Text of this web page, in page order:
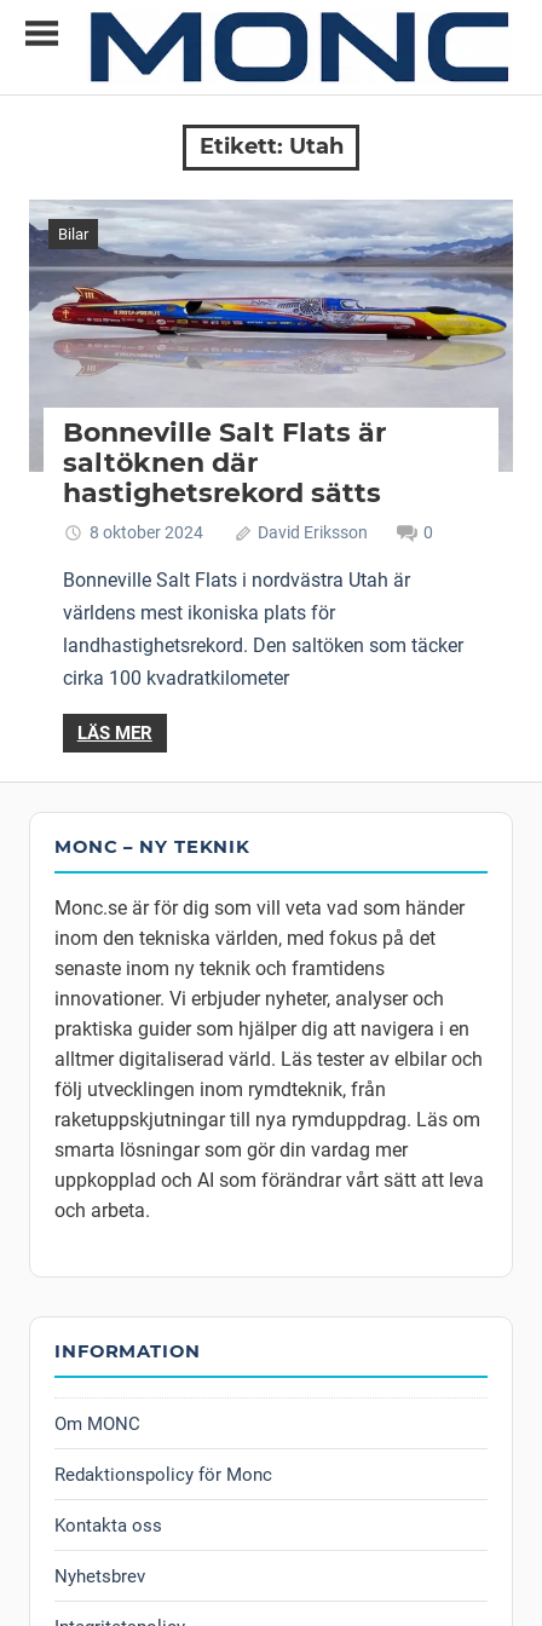
Allt
om
ny
teknik
Etikett: Utah
Bilar
Bonneville Salt Flats är
saltöknen där
hastighetsrekord sätts
8 oktober 2024 David Eriksson 0
Bonneville Salt Flats i nordvästra Utah är
världens mest ikoniska plats för
landhastighetsrekord. Den saltöken som täcker
cirka 100 kvadratkilometer
LÄS MER
MONC – NY TEKNIK
Monc.se är för dig som vill veta vad som händer
inom den tekniska världen, med fokus på det
senaste inom ny teknik och framtidens
innovationer. Vi erbjuder nyheter, analyser och
praktiska guider som hjälper dig att navigera i en
alltmer digitaliserad värld. Läs tester av elbilar och
följ utvecklingen inom rymdteknik, från
raketuppskjutningar till nya rymduppdrag. Läs om
smarta lösningar som gör din vardag mer
uppkopplad och AI som förändrar vårt sätt att leva
och arbeta.
INFORMATION
Om MONC
Redaktionspolicy för Monc
Kontakta oss
Nyhetsbrev